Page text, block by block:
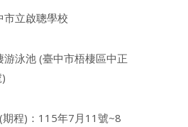
市立啟聰學校
泳池 (臺中市梧棲區中正
程)：115年7月11號~8